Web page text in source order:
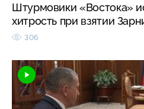
Штурмовики «Востока»
хитрость при взятии
306